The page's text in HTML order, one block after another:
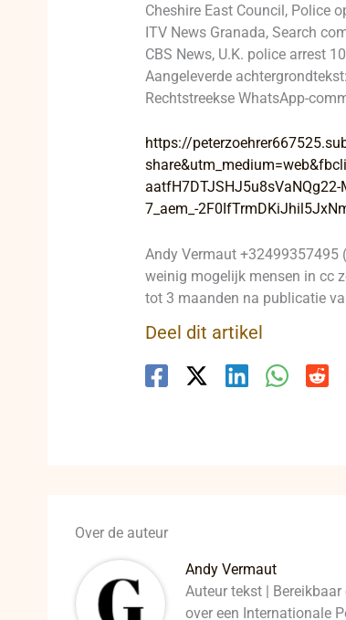
Cheshire East Council, Police
ITV News Granada, Search
CBS News, U.K. police arrest
Aangeleverde
Rechtstreekse WhatsApp-
https://
7_aem_-
Andy Vermaut +32499357495
weinig mogelijk mensen in cc
tot 3 maanden na publicatie
Deel dit artikel
Over de auteur
Andy Vermaut
Auteur tekst |
over een Internationale